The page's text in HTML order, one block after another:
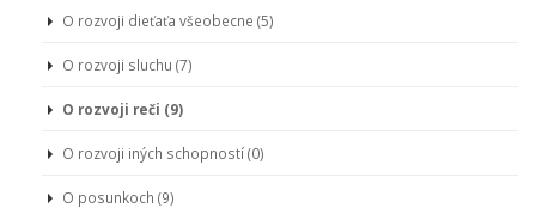
O rozvoji dieťaťa všeobecne (5)
O rozvoji sluchu (7)
O rozvoji reči (9)
O rozvoji iných schopností (0)
O posunkoch (9)